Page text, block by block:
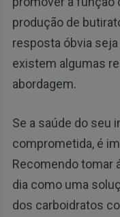
produção de
resposta óbvia
existem algumas
abordagem.
Se a saúde do seu
comprometida, é
Recomendo tomar
dia como uma
dos carboidratos